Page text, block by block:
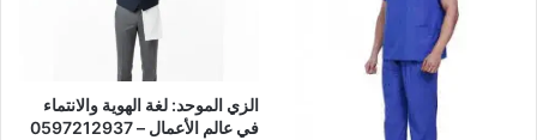
الزي الموحد: لغة الهوية والانتماء
في عالم الأعمال – 0597212937